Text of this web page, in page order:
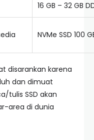
16 GB – 32 GB
NVMe SSD 100
disarankan karena
dan dimuat
tulis SSD akan
area di dunia